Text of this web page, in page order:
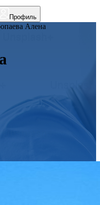
Профиль
Алена